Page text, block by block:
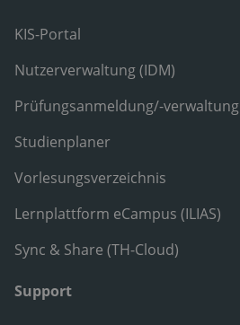
KIS-Portal
Nutzerverwaltung (IDM)
Prüfungsanmeldung/-verwaltung
Studienplaner
Vorlesungsverzeichnis
Lernplattform eCampus (ILIAS)
Sync & Share (TH-Cloud)
Support